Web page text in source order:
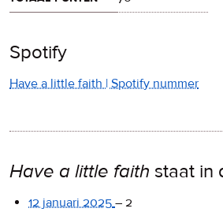
Spotify
Have a little faith | Spotify nummer
Have a little faith staat in
12 januari 2025 – 2